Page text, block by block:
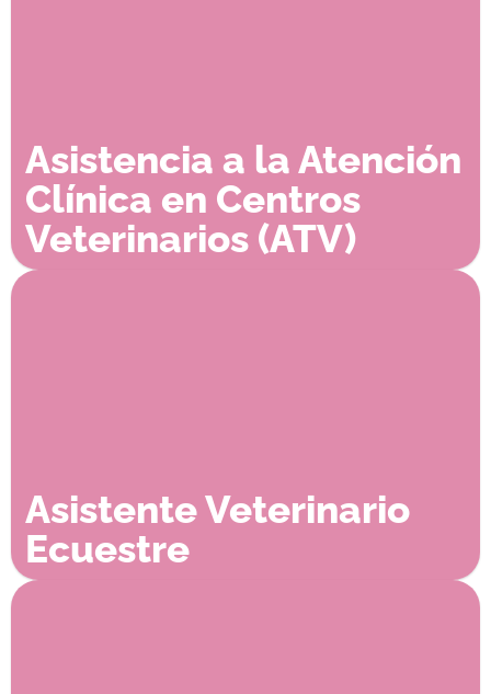
Asistencia a la Atención
Clínica en Centros
Veterinarios (ATV)
Asistente Veterinario
Ecuestre